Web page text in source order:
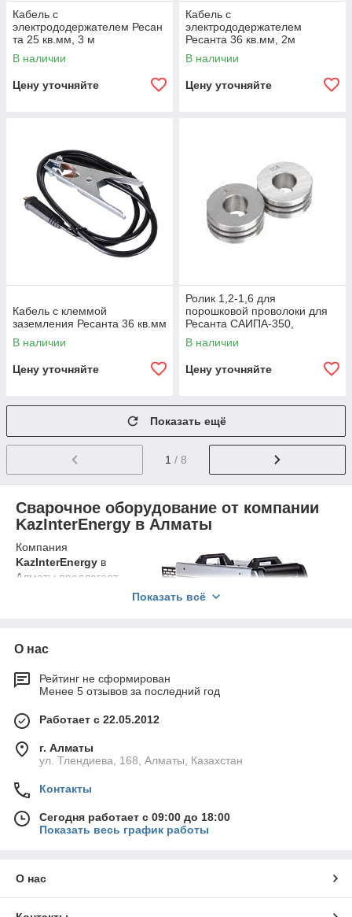
Кабель с
электрододержателем Ресан
та 25 кв.мм, 3 м
В наличии
Цену уточняйте
Кабель с
электрододержателем
Ресанта 36 кв.мм, 2м
В наличии
Цену уточняйте
Кабель с клеммой
заземления Ресанта 36 кв.мм
В наличии
Цену уточняйте
Ролик 1,2-1,6 для
порошковой проволоки для
Ресанта САИПА-350,
САИПА-500 (комп. 2 шт.)
В наличии
Цену уточняйте
Показать ещё
1 / 8
Сварочное оборудование от компании
KazInterEnergy в Алматы
Компания
KazInterEnergy в
Алматы предлагает
современным
промышленности,
строительства,
коммунального и
бытового секторов. В
каталоге
представлены
частных пользователей, которые ценят надежность,
функциональность и доступную цену.
Сварочные аппараты Ресанта купить в
на рынке как надежные, удобные и простые в эксплуатации
устройства. Они подходят для ручной дуговой сварки
покрытыми электродами (ММА), а также для работы в
Показать всё
О нас
Рейтинг не сформирован
Менее 5 отзывов за последний год
Работает с 22.05.2012
г. Алматы
ул. Тлендиева, 168, Алматы, Казахстан
Контакты
Сегодня работает с 09:00 до 18:00
Показать весь график работы
О нас